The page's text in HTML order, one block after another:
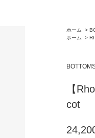
ホーム >
ホーム
>
【
cot